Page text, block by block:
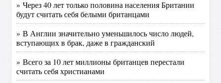
» Через 40 лет только половина населения Британии
будут считать себя белыми британцами
» В Англии значительно уменьшилось число людей,
вступающих в брак, даже в гражданский
» Всего за 10 лет миллионы британцев перестали
считать себя христианами